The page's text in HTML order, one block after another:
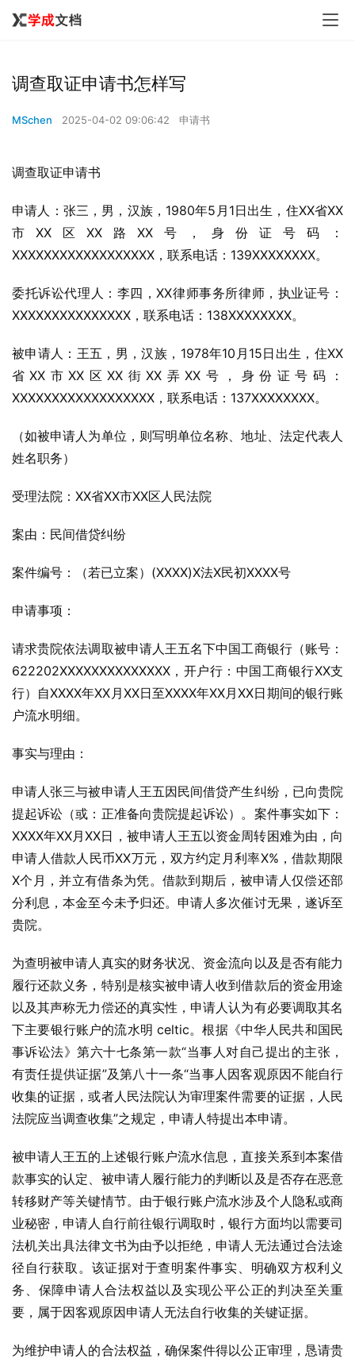
调查取证申请书怎样写
MSchen 2025-04-02 09:06:42 申请书
调查取证申请书
申请人：张三，男，汉族，1980年5月1日出生，住XX省XX
市XX区XX路XX号，身份证号码：
XXXXXXXXXXXXXXXXXX，联系电话：139XXXXXXXX。
委托诉讼代理人：李四，XX律师事务所律师，执业证号：
XXXXXXXXXXXXXXX，联系电话：138XXXXXXXX。
被申请人：王五，男，汉族，1978年10月15日出生，住XX
省XX市XX区XX街XX弄XX号，身份证号码：
XXXXXXXXXXXXXXXXXX，联系电话：137XXXXXXXX。
（如被申请人为单位，则写明单位名称、地址、法定代表人
姓名职务）
受理法院：XX省XX市XX区人民法院
案由：民间借贷纠纷
案件编号：（若已立案）(XXXX)X法X民初XXXX号
申请事项：
请求贵院依法调取被申请人王五名下中国工商银行（账号：
622202XXXXXXXXXXXXXX，开户行：中国工商银行XX支
行）自XXXX年XX月XX日至XXXX年XX月XX日期间的银行账
户流水明细。
事实与理由：
申请人张三与被申请人王五因民间借贷产生纠纷，已向贵院
提起诉讼（或：正准备向贵院提起诉讼）。案件事实如下：
XXXX年XX月XX日，被申请人王五以资金周转困难为由，向
申请人借款人民币XX万元，双方约定月利率X%，借款期限
X个月，并立有借条为凭。借款到期后，被申请人仅偿还部
分利息，本金至今未予归还。申请人多次催讨无果，遂诉至
贵院。
为查明被申请人真实的财务状况、资金流向以及是否有能力
履行还款义务，特别是核实被申请人收到借款后的资金用途
以及其声称无力偿还的真实性，申请人认为有必要调取其名
下主要银行账户的流水明 celtic。根据《中华人民共和国民
事诉讼法》第六十七条第一款“当事人对自己提出的主张，
有责任提供证据”及第八十一条“当事人因客观原因不能自行
收集的证据，或者人民法院认为审理案件需要的证据，人民
法院应当调查收集”之规定，申请人特提出本申请。
被申请人王五的上述银行账户流水信息，直接关系到本案借
款事实的认定、被申请人履行能力的判断以及是否存在恶意
转移财产等关键情节。由于银行账户流水涉及个人隐私或商
业秘密，申请人自行前往银行调取时，银行方面均以需要司
法机关出具法律文书为由予以拒绝，申请人无法通过合法途
径自行获取。该证据对于查明案件事实、明确双方权利义
务、保障申请人合法权益以及实现公平公正的判决至关重
要，属于因客观原因申请人无法自行收集的关键证据。
为维护申请人的合法权益，确保案件得以公正审理，恳请贵